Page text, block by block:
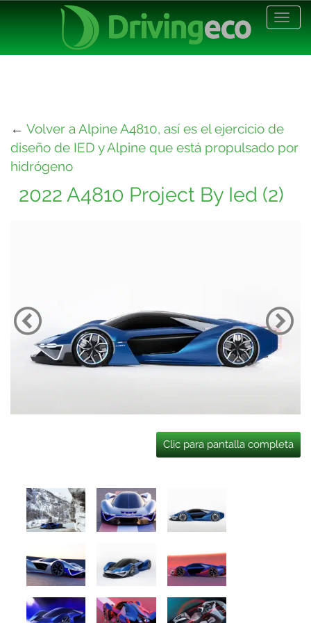
← Volver a Alpine A4810, así es el ejercicio de
diseño de IED y Alpine que está propulsado por
hidrógeno
2022 A4810 Project By Ied (2)
Clic para pantalla completa